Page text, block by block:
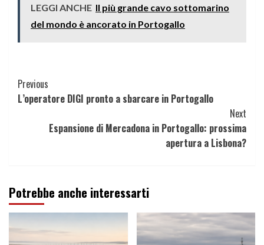
LEGGI ANCHE Il più grande cavo sottomarino
del mondo è ancorato in Portogallo
Continue
Reading
Previous
L’operatore DIGI pronto a sbarcare in Portogallo
Next
Espansione di Mercadona in Portogallo: prossima
apertura a Lisbona?
Potrebbe anche interessarti